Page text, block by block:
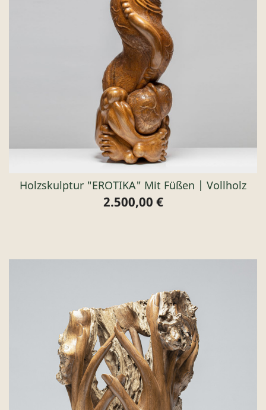
Holzskulptur "EROTIKA" Mit Füßen | Vollholz
Preis
2.500,00 €